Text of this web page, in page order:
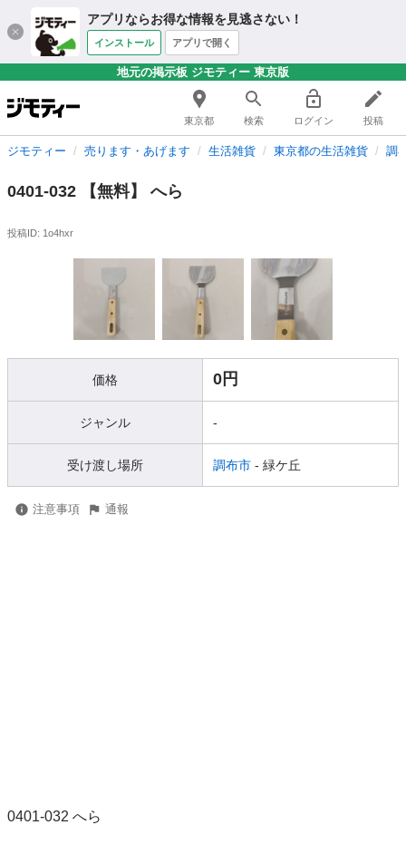
アプリならお得な情報を見逃さない！
インストール アプリで開く
地元の掲示板 ジモティー 東京版
東京都 検索 ログイン 投稿
ジモティー 売ります・あげます 生活雑貨 東京都の生活雑貨 調
0401-032 【無料】 へら
投稿ID: 1o4hxr
価格 0円
ジャンル -
受け渡し場所 調布市 - 緑ケ丘
注意事項 通報
0401-032 へら